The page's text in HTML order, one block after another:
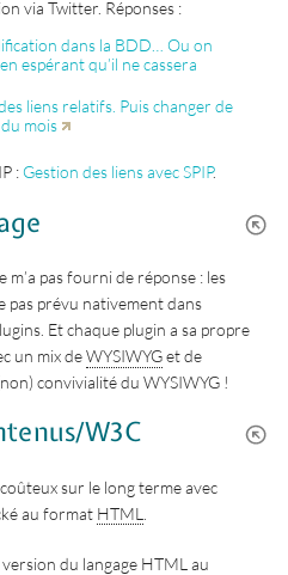
via Twitter. Réponses :
dans la BDD… Ou on
espérant qu’il ne cassera
liens relatifs. Puis changer de
mois
: Gestion des liens avec SPIP.
pas fourni de réponse : les
pas prévu nativement dans
Et chaque plugin a sa propre
un mix deWYSIWYGet de
convivialité du WYSIWYG !
W3C
sur le long terme avec
au format HTML
du langage HTML au